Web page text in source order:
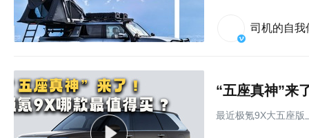
司机的自我
“五座真神”来
最近极氪9X大五座版